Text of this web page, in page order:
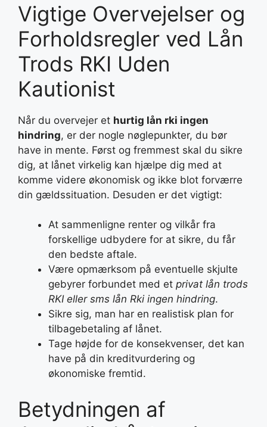
Vigtige Overvejelser og
Forholdsregler ved Lån
Trods RKI Uden
Kautionist
Når du overvejer et hurtig lån rki ingen
hindring, er der nogle nøglepunkter, du bør
have in mente. Først og fremmest skal du sikre
dig, at lånet virkelig kan hjælpe dig med at
komme videre økonomisk og ikke blot forværre
din gældssituation. Desuden er det vigtigt:
At sammenligne renter og vilkår fra
forskellige udbydere for at sikre, du får
den bedste aftale.
Være opmærksom på eventuelle skjulte
gebyrer forbundet med et privat lån trods
RKI eller sms lån Rki ingen hindring.
Sikre sig, man har en realistisk plan for
tilbagebetaling af lånet.
Tage højde for de konsekvenser, det kan
have på din kreditvurdering og
økonomiske fremtid.
Betydningen af